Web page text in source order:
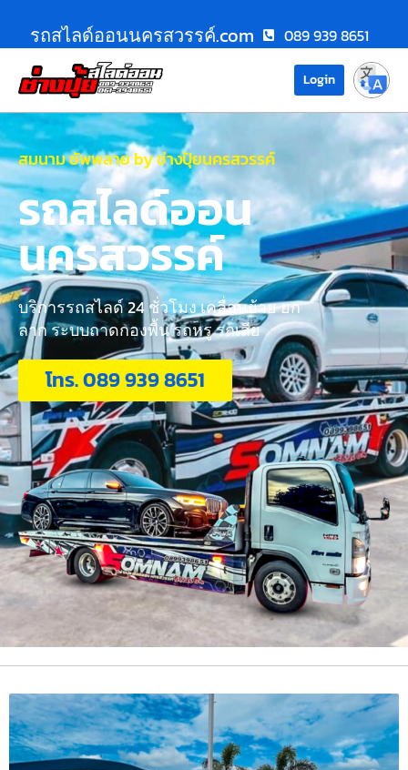
รถสไลด์ออนนครสวรรค์.com 089 939 8651
Login
สมนาม ซัพพลาย by ช่างปุ้ยนครสวรรค์
รถสไลด์ออน
นครสวรรค์
บริการรถสไลด์ 24 ชั่วโมง เคลื่อนย้าย ยก
ลาก ระบบถาดกองพื้น รถหรู รถเสีย
โทร. 089 939 8651